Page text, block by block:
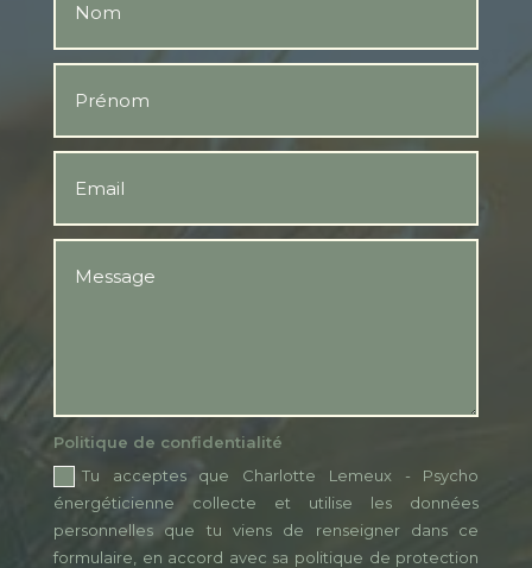
Politique de confidentialité
Tu acceptes que Charlotte Lemeux - Psycho
énergéticienne collecte et utilise les données
personnelles que tu viens de renseigner dans ce
formulaire, en accord avec sa politique de protection